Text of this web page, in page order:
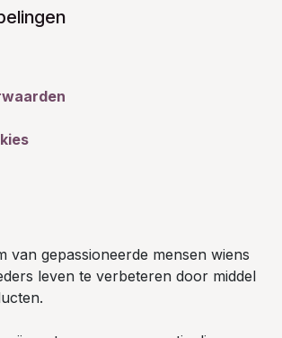
van gepassioneerde mensen wiens
leven te verbeteren door middel